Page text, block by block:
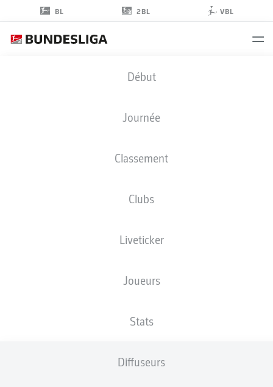
BL 2BL VBL
Début
Journée
Classement
Clubs
Liveticker
Joueurs
Stats
Diffuseurs